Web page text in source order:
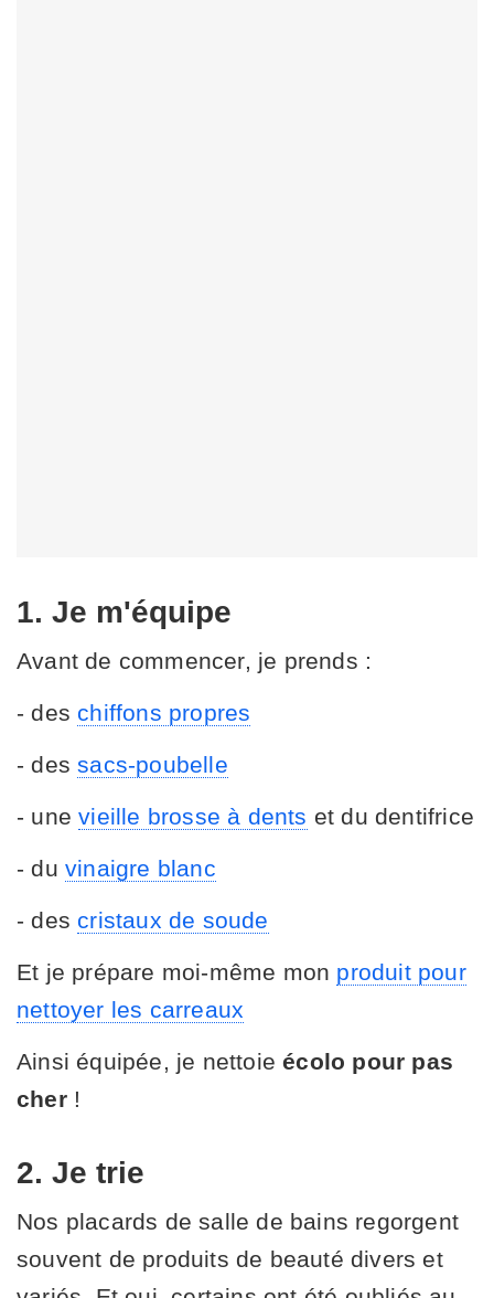
1. Je m'équipe
Avant de commencer, je prends :
- des chiffons propres
- dessacs-poubelle
- unevieille brosse à dents et du dentifrice
- du vinaigre blanc
- des cristaux de soude
Et je prépare moi-même mon produit pour
nettoyer les carreaux
Ainsi équipée, je nettoieécolo pour pas
cher!
2. Je trie
Nos placards de salle de bains regorgent
souvent de produits de beauté divers et